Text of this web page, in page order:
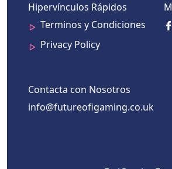
Hipervínculos Rápidos
Terminos y Condiciones
Privacy Policy
Contacta con Nosotros
info@futureofigaming.co.uk